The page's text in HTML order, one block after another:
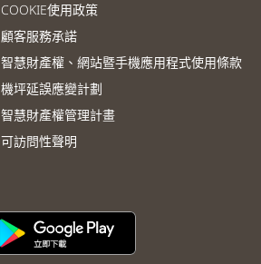
COOKIE使用政策
顧客服務承諾
智慧財產權、網站暨手機應用程式使用條款
機坪延誤應變計劃
智慧財產權管理計畫
可訪問性聲明